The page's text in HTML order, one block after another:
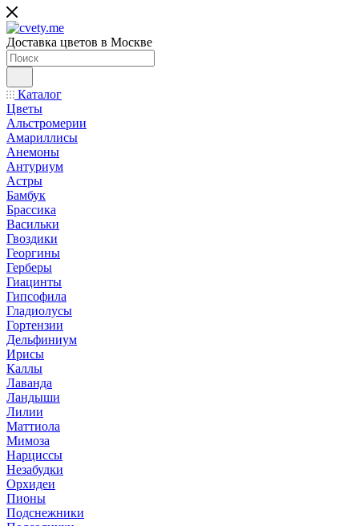
Доставка цветов в Москве
Каталог
Цветы
Альстромерии
Амариллисы
Анемоны
Антуриум
Астры
Бамбук
Брассика
Васильки
Гвоздики
Георгины
Герберы
Гиацинты
Гипсофила
Гладиолусы
Гортензии
Дельфиниум
Ирисы
Каллы
Лаванда
Ландыши
Лилии
Маттиола
Мимоза
Нарциссы
Незабудки
Орхидеи
Пионы
Подснежники